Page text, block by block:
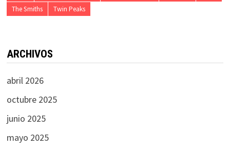
The Smiths
Twin Peaks
ARCHIVOS
abril 2026
octubre 2025
junio 2025
mayo 2025